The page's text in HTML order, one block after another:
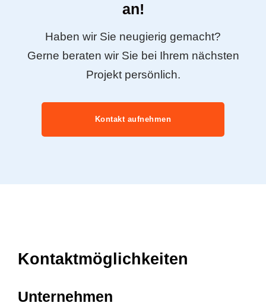
an!
Haben wir Sie neugierig gemacht?
Gerne beraten wir Sie bei Ihrem nächsten
Projekt persönlich.
Kontakt aufnehmen
Kontaktmöglichkeiten
Unternehmen